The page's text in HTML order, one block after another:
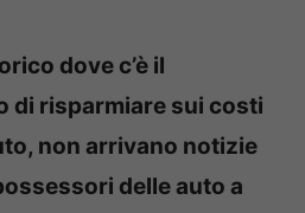
dove c’è il
di risparmiare sui costi
non arrivano notizie
delle auto a